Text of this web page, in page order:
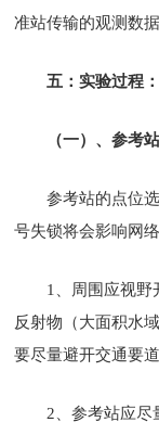
准站传输的观测数
五：实验过程：
（一）、参考
参考站的点位
号失锁将会影响网
1、周围应视野
反射物（大面积水
要尽量避开交通要
2、参考站应尽